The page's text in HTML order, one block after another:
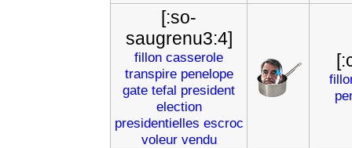
[:so-
saugrenu3:4]
fillon casserole
transpire penelope
gate tefal president
election
presidentielles escroc
voleur vendu